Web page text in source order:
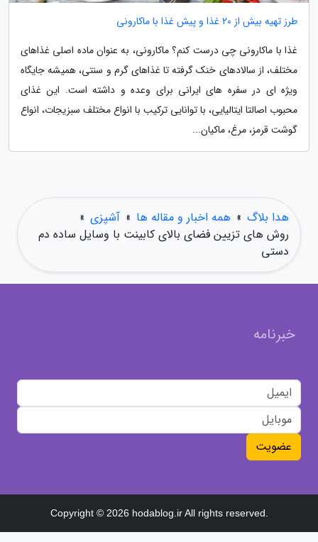
طرز تهیه بیش از 20 غذا و پیش غذا با ماکارونی
غذا با ماکارونی چی درست کنم؟ ماکارونی، به عنوان ماده اصلی غذاهای
مختلف، از سالادهای خنک گرفته تا غذاهای گرم و سنتی، همیشه جایگاه
ویژه ای در سفره های ایرانی برای وعده و داشته است. این غذای
محبوب اصالتا ایتالیایی، با توانایی ترکیب با انواع مختلف سبزیجات، انواع
گوشت قرمز، مرغ، ماکیان...
هدا بلاگ » همه اخبار و مقاله ها » آشپزی »
روش های تزیین فضای بالای کابینت با وسایل ساده دم
دستی
خبرنامه
عضویت
Copyright © 2026 hodablog.ir All rights reserved.